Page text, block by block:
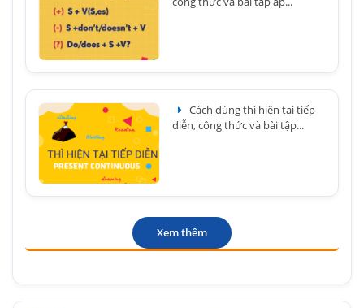
Cách dùng thì hiện tại tiếp
diễn, công thức và bài tập...
Xem thêm